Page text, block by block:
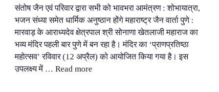
संतोष जैन एवं परिवार द्वारा सभी को भावभरा आमंत्रण : शोभायात्रा,
भजन संध्या समेत धार्मिक अनुष्ठान होंगे महाराष्ट्र जैन वार्ता पुणे :
मारवाड़ के आराध्यदेव क्षेत्रपाल श्री सोनाणा खेतलाजी महाराज का
भव्य मंदिर पहली बार पुणे में बन रहा है। मंदिर का ‘प्राणप्रतिष्ठा
महोत्सव’ रविवार (12 अप्रैल) को आयोजित किया गया है। इस
उपलक्ष्य में … Read more